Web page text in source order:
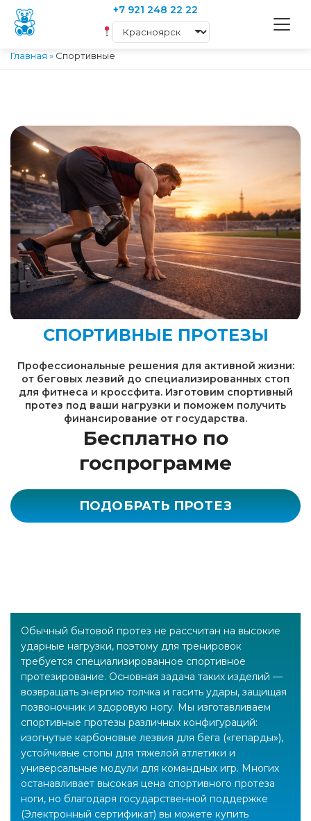
+7 921 248 22 22
Главная » Спортивные
СПОРТИВНЫЕ ПРОТЕЗЫ
Профессиональные решения для активной жизни:
от беговых лезвий до специализированных стоп
для фитнеса и кроссфита. Изготовим спортивный
протез под ваши нагрузки и поможем получить
финансирование от государства.
Бесплатно по
госпрограмме
ПОДОБРАТЬ ПРОТЕЗ
Обычный бытовой протез не рассчитан на высокие
ударные нагрузки, поэтому для тренировок
требуется специализированное спортивное
протезирование. Основная задача таких изделий —
возвращать энергию толчка и гасить удары, защищая
позвоночник и здоровую ногу. Мы изготавливаем
спортивные протезы различных конфигураций:
изогнутые карбоновые лезвия для бега («гепарды»),
устойчивые стопы для тяжелой атлетики и
универсальные модули для командных игр. Многих
останавливает высокая цена спортивного протеза
ноги, но благодаря государственной поддержке
(Электронный сертификат) вы можете купить